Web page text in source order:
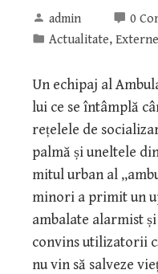
admin
0
Actualitate, Externe
Un echipaj al
lui ce se întâmplă
rețelele de
palmă și uneltele
mitul urban al
minori a primit un
ambalate alarmist
convins utilizatorii
nu vin să salveze